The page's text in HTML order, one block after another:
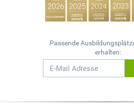
Passende
erhalten: